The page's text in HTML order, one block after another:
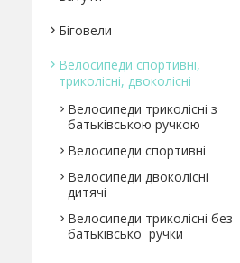
Біговели
Велосипеди спортивні,
триколісні, двоколісні
Велосипеди триколісні з
батьківською ручкою
Велосипеди спортивні
Велосипеди двоколісні
дитячі
Велосипеди триколісні без
батьківської ручки